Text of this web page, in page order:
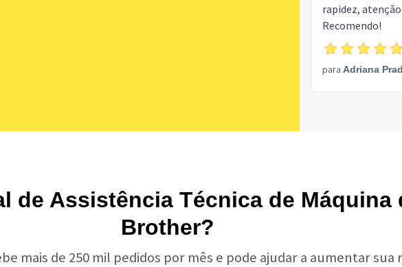
rapidez,
Recomendo!
para Adriana
de Assistência Técnica de Máquina
Brother?
mais de 250 mil pedidos por mês e pode ajudar a aumentar sua